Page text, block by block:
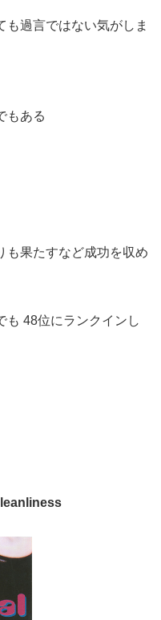
も過言ではない気がしま
もある
も果たすなど成功を収め
も 48位にランクインし